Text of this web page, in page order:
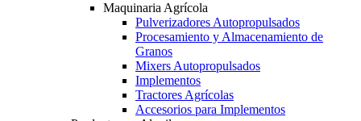
Maquinaria Agrícola
Pulverizadores Autopropulsados
Procesamiento y Almacenamiento de
Granos
Mixers Autopropulsados
Implementos
Tractores Agrícolas
Accesorios para Implementos